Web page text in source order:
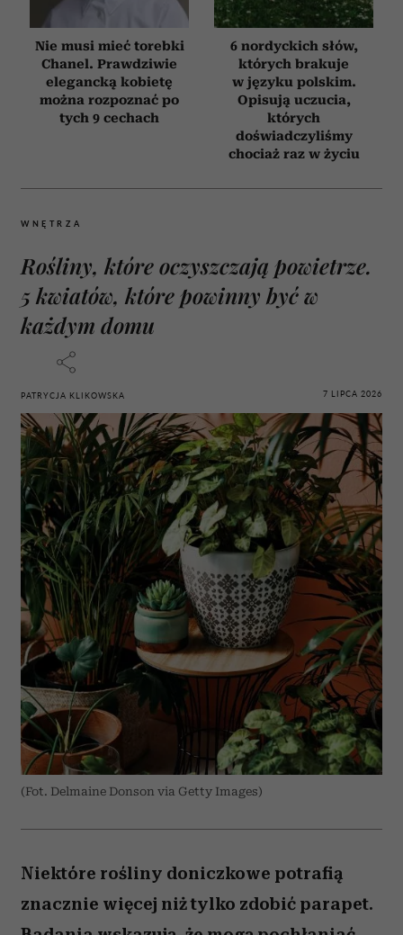
Nie musi mieć torebki
Chanel. Prawdziwie
elegancką kobietę
można rozpoznać po
tych 9 cechach
6 nordyckich słów,
których brakuje
w języku polskim.
Opisują uczucia,
których
doświadczyliśmy
chociaż raz w życiu
WNĘTRZA
Rośliny, które oczyszczają powietrze.
5 kwiatów, które powinny być w
każdym domu
PATRYCJA KLIKOWSKA 7 LIPCA 2026
(Fot. Delmaine Donson via Getty Images)
Niektóre rośliny doniczkowe potrafią
znacznie więcej niż tylko zdobić parapet.